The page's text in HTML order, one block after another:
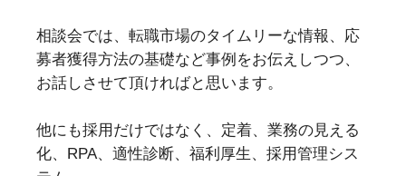
相談会では、転職市場のタイムリーな情報、応
募者獲得方法の基礎など事例をお伝えしつつ、
お話しさせて頂ければと思います。
他にも採用だけではなく、定着、業務の見える
化、RPA、適性診断、福利厚生、採用管理シス